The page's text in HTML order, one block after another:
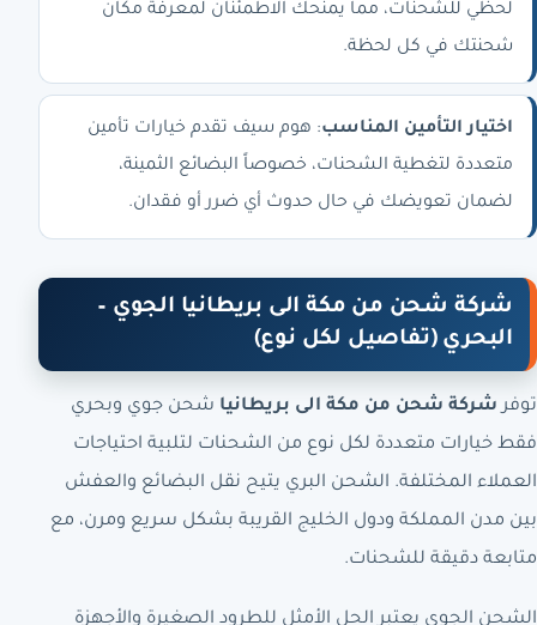
لحظي للشحنات، مما يمنحك الاطمئنان لمعرفة مكان
شحنتك في كل لحظة.
اختيار التأمين المناسب: هوم سيف تقدم خيارات تأمين
متعددة لتغطية الشحنات، خصوصاً البضائع الثمينة،
لضمان تعويضك في حال حدوث أي ضرر أو فقدان.
شركة شحن من مكة الى بريطانيا الجوي –
البحري (تفاصيل لكل نوع)
توفر شركة شحن من مكة الى بريطانيا شحن جوي وبحري
فقط خيارات متعددة لكل نوع من الشحنات لتلبية احتياجات
العملاء المختلفة. الشحن البري يتيح نقل البضائع والعفش
بين مدن المملكة ودول الخليج القريبة بشكل سريع ومرن، مع
متابعة دقيقة للشحنات.
الشحن الجوي يعتبر الحل الأمثل للطرود الصغيرة والأجهزة